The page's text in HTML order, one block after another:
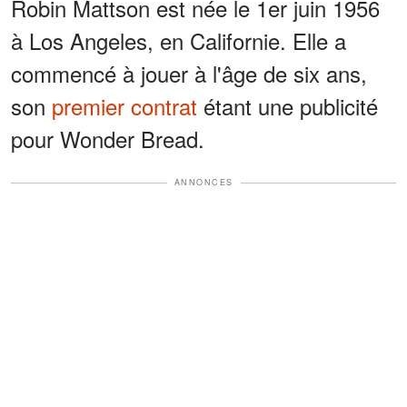
Robin Mattson est née le 1er juin 1956
à Los Angeles, en Californie. Elle a
commencé à jouer à l'âge de six ans,
son premier contrat étant une publicité
pour Wonder Bread.
ANNONCES